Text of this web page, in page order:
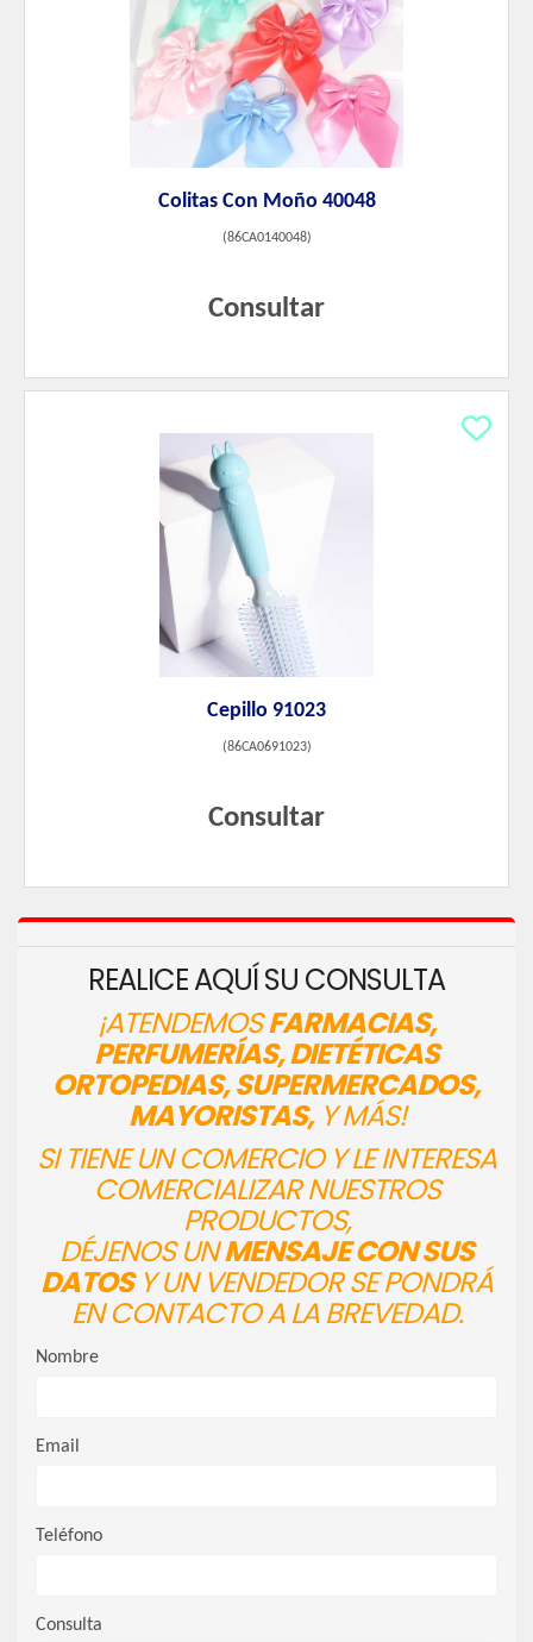
Colitas Con Moño 40048
(86CA0140048)
Consultar
Cepillo 91023
(86CA0691023)
Consultar
REALICE AQUÍ SU CONSULTA
¡ATENDEMOSFARMACIAS,
PERFUMERÍAS, DIETÉTICAS
ORTOPEDIAS, SUPERMERCADOS,
MAYORISTAS,Y MÁS!
SI TIENE UN COMERCIO Y LE INTERESA
COMERCIALIZAR NUESTROS
PRODUCTOS,
DÉJENOS UNMENSAJE CON SUS
DATOSY UN VENDEDOR SE PONDRÁ
EN CONTACTO A LA BREVEDAD.
Nombre
Email
Teléfono
Consulta